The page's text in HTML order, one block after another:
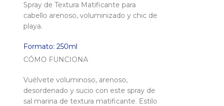
Spray de Textura Matificante para
cabello arenoso, voluminizado y chic de
playa.
Formato: 250ml
CÓMO FUNCIONA
Vuélvete voluminoso, arenoso,
desordenado y sucio con este spray de
sal marina de textura matificante. Estilo